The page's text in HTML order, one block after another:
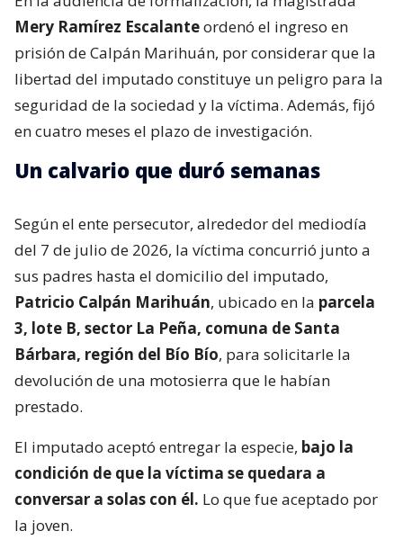
Mery Ramírez Escalanteordenó el ingreso en
prisión de Calpán Marihuán, por considerar que la
libertad del imputado constituye un peligro para la
seguridad de la sociedad y la víctima. Además, fijó
en cuatro meses el plazo de investigación.
Un calvario que duró semanas
Según el ente persecutor, alrededor del mediodía
del 7 de julio de 2026, la víctima concurrió junto a
sus padres hasta el domicilio del imputado,
Patricio Calpán Marihuán, ubicado en la parcela
3, lote B, sector La Peña, comuna de Santa
Bárbara, región del Bío Bío, para solicitarle la
devolución de una motosierra que le habían
prestado.
El imputado aceptó entregar la especie, bajo la
condición de que la víctima se quedara a
conversar a solas con él. Lo que fue aceptado por
la joven.